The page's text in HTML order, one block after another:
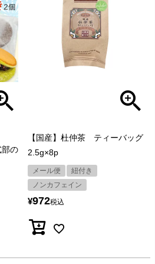
の
【国産】杜仲茶 ティーバッグ
2.5g×8p
メール便
紐付き
ノンカフェイン
¥972税込